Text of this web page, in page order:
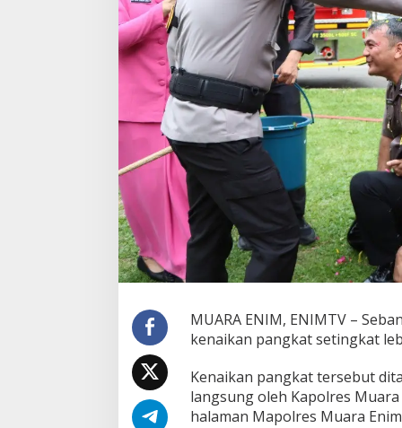
u
a
r
a
E
n
m
N
k
P
a
n
g
k
a
MUARA ENIM, ENIMTV –
kenaikan pangkat setingkat
Kenaikan pangkat tersebut
langsung oleh Kapolres Muara
halaman Mapolres Muara